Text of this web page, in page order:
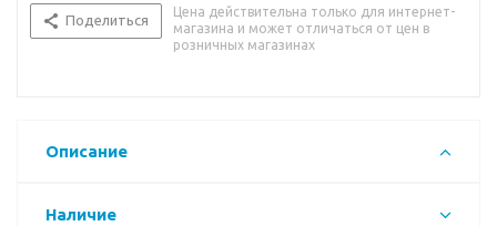
Поделиться
Цена действительна только для интернет-
магазина и может отличаться от цен в
розничных магазинах
Описание
Наличие